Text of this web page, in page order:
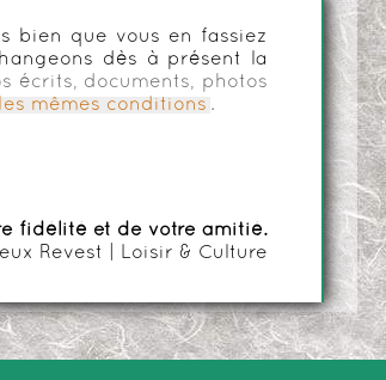
bien que vous en fassiez
dès à présent la
écrits, documents, photos
mêmes conditions .
fidélité et de votre amitié.
Revest | Loisir & Culture